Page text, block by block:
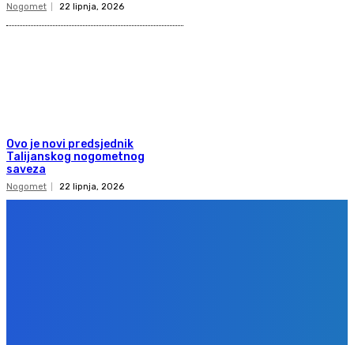
Nogomet 22 lipnja, 2026
Ovo je novi predsjednik
Talijanskog nogometnog
saveza
Nogomet 22 lipnja, 2026